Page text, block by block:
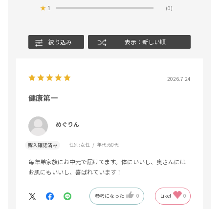
★ 1 (0)
絞り込み 表示：新しい順
2026.7.24
健康第一
めぐりん
購入確認済み 性別:女性 年代:60代
毎年弟家族にお中元で届けてます。体にいいし、奥さんには
お肌にもいいし、喜ばれています！
参考になった 0 Like! 0